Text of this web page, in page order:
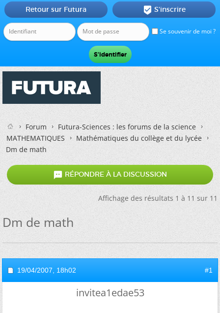
Se souvenir de moi ?
Retour sur Futura  S'inscrire
Forum
Futura-Sciences : les forums de la science
MATHEMATIQUES
Mathématiques du collège et du lycée
Dm de math
 RÉPONDRE À LA DISCUSSION
Affichage des résultats 1 à 11 sur 11
Dm de math
19/04/2007, 18h02 #1
invitea1edae53